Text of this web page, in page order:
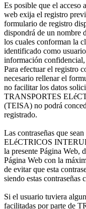
Es posible que el acceso
web exija el registro
formulario de registro
dispondrá de un nombre
los cuales conforman la
identificado como
información
Para efectuar el registro
necesario rellenar el
no facilitar los datos
TRANSPORTES
(TEISA) no podrá
registrado.
Las contraseñas que
ELéCTRICOS
la presente Página Web,
Página Web con la
de evitar que esta
siendo estas contraseñas
Si el usuario tuviera
facilitadas por parte de